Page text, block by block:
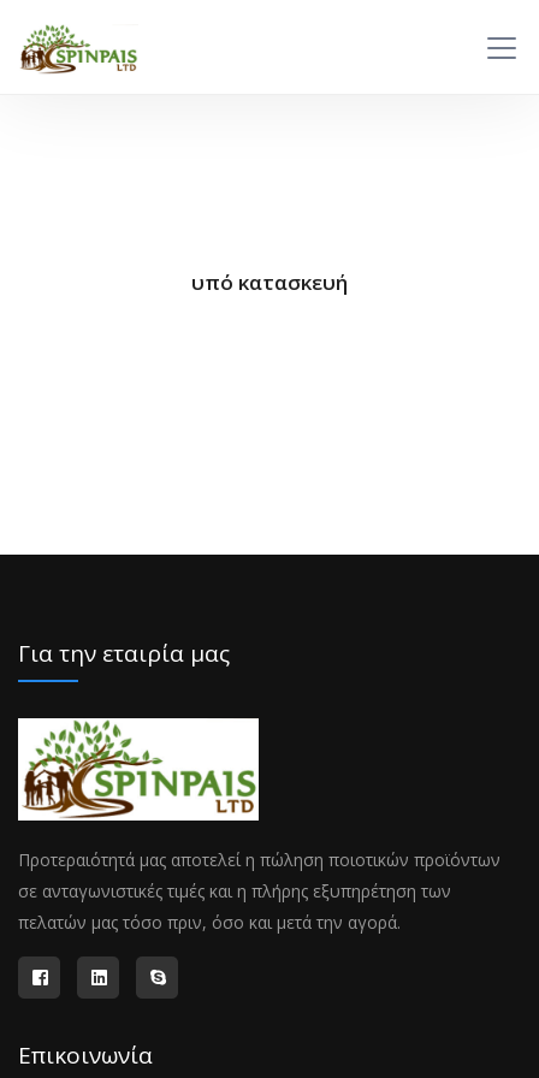
υπό κατασκευή
Για την εταιρία μας
Προτεραιότητά μας αποτελεί η πώληση ποιοτικών προϊόντων
σε ανταγωνιστικές τιμές και η πλήρης εξυπηρέτηση των
πελατών μας τόσο πριν, όσο και μετά την αγορά.
Επικοινωνία